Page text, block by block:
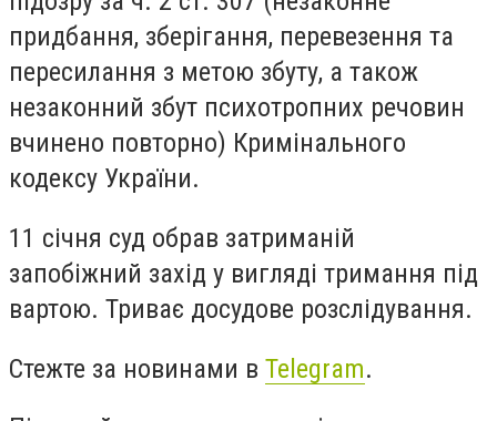
придбання, зберігання, перевезення та
пересилання з метою збуту, а також
незаконний збут психотропних речовин
вчинено повторно) Кримінального
кодексу України.
11 січня суд обрав затриманій
запобіжний захід у вигляді тримання під
вартою. Триває досудове розслідування.
Стежте за новинами в Telegram.